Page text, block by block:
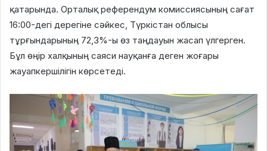
қатарында. Орталық референдум комиссиясының сағат
16:00-дегі дерегіне сәйкес, Түркістан облысы
тұрғындарының 72,3%-ы өз таңдауын жасап үлгерген.
Бұл өңір халқының саяси науқанға деген жоғары
жауапкершілігін көрсетеді.